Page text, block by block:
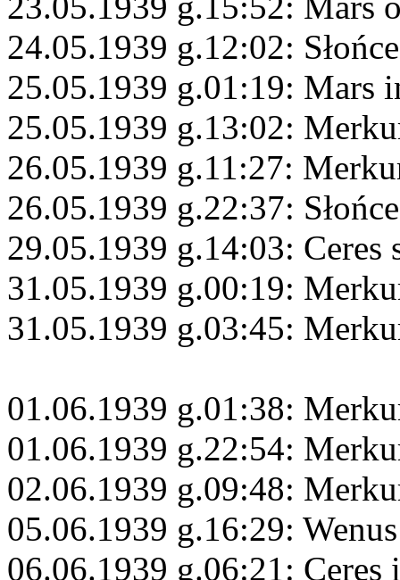
24.05.1939 g.12:02:
25.05.1939 g.01:19: Mars
25.05.1939 g.13:02:
26.05.1939 g.11:27:
26.05.1939 g.22:37:
29.05.1939 g.14:03: Ceres
31.05.1939 g.00:19:
31.05.1939 g.03:45:
01.06.1939 g.01:38:
01.06.1939 g.22:54:
02.06.1939 g.09:48:
05.06.1939 g.16:29:
06.06.1939 g.06:21: Ceres